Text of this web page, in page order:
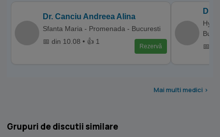
Dr. Canciu Andreea Alina
Sfanta Maria - Promenada - Bucuresti
📅 din 10.08 • 👍 1
Rezervă
Dr.
📅
Mai multi medici >
Grupuri de discutii similare